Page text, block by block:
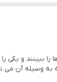
ببینند و یکی
برای ناخنکاران می باشد چرا